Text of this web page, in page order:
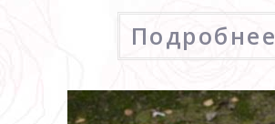
Подробнее